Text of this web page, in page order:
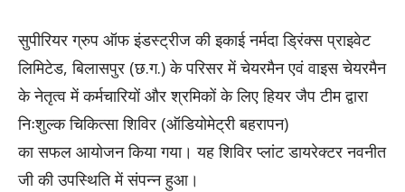
सुपीरियर ग्रुप ऑफ इंडस्ट्रीज की इकाई नर्मदा ड्रिंक्स प्राइवेट
लिमिटेड, बिलासपुर (छ.ग.) के परिसर में चेयरमैन एवं वाइस चेयरमैन
के नेतृत्व में कर्मचारियों और श्रमिकों के लिए हियर जैप टीम द्वारा
निःशुल्क चिकित्सा शिविर (ऑडियोमेट्री बहरापन)
का सफल आयोजन किया गया। यह शिविर प्लांट डायरेक्टर नवनीत
जी की उपस्थिति में संपन्न हुआ।